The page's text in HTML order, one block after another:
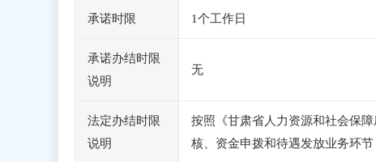
承诺时限 1个工作日
承诺办结时限
说明
无
法定办结时限
说明
按照《甘肃省人力资源和社会保
核、资金申拨和待遇发放业务环节